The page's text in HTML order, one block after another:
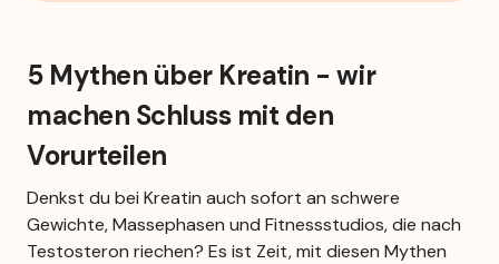
5 Mythen über Kreatin - wir
machen Schluss mit den
Vorurteilen
Denkst du bei Kreatin auch sofort an schwere
Gewichte, Massephasen und Fitnessstudios, die nach
Testosteron riechen? Es ist Zeit, mit diesen Mythen